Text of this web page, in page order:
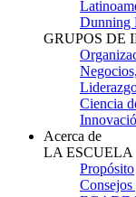
Dunning
GRUPOS DE
Ciencia
Acerca de
LA ESCUELA
Propósito